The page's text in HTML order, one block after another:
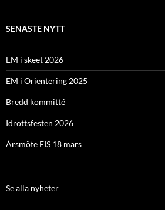
SENASTE NYTT
EM i skeet 2026
EM i Orientering 2025
Bredd kommitté
Idrottsfesten 2026
Årsmöte EIS 18 mars
Se alla nyheter